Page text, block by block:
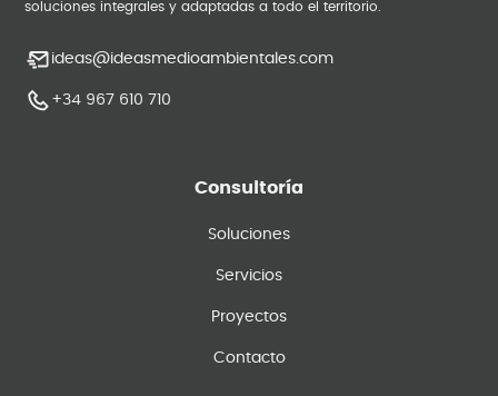
soluciones integrales y adaptadas a todo el territorio.
ideas@ideasmedioambientales.com
+34 967 610 710
Consultoría
Soluciones
Servicios
Proyectos
Contacto